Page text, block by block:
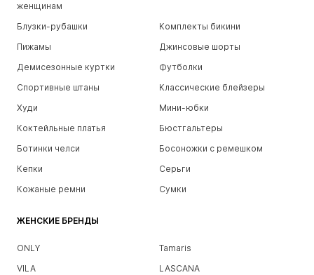
женщинам
Блузки-рубашки
Комплекты бикини
Пижамы
Джинсовые шорты
Демисезонные куртки
Футболки
Спортивные штаны
Классические блейзеры
Худи
Мини-юбки
Коктейльные платья
Бюстгальтеры
Ботинки челси
Босоножки с ремешком
Кепки
Серьги
Кожаные ремни
Сумки
ЖЕНСКИЕ БРЕНДЫ
ONLY
Tamaris
VILA
LASCANA